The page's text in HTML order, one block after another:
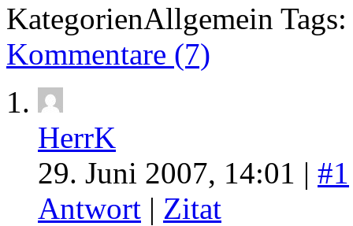
KategorienAllgemein Tags:
Kommentare (7)
HerrK
29. Juni 2007, 14:01 | #1
Antwort | Zitat